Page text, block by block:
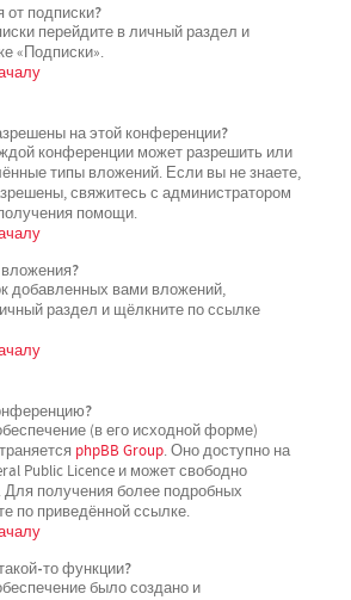
от подписки?
перейдите в личный раздел и
«Подписки».
на этой конференции?
конференции может разрешить или
типы вложений. Если вы не знаете,
свяжитесь с администратором
помощи.
добавленных вами вложений,
раздел и щёлкните по ссылке
(в его исходной форме)
phpBB Group. Оно доступно на
Public Licence и может свободно
Для получения более подробных
по приведённой ссылке.
то функции?
было создано и